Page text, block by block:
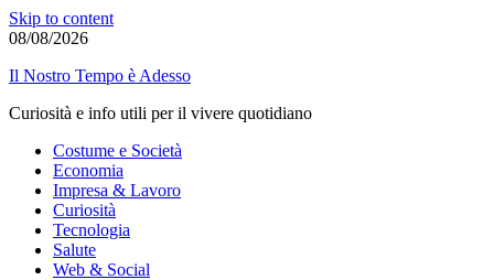
Skip to content
08/08/2026
Il Nostro Tempo è Adesso
Curiosità e info utili per il vivere quotidiano
Costume e Società
Economia
Impresa & Lavoro
Curiosità
Tecnologia
Salute
Web & Social